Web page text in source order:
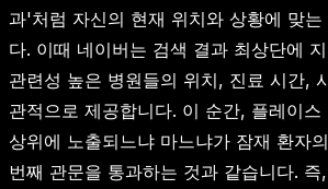
과'처럼 자신의 현재 위치와 상황에 맞는
다. 이때 네이버는 검색 결과 최상단에
관련성 높은 병원들의 위치, 진료 시간,
관적으로 제공합니다. 이 순간, 플레이스
상위에 노출되느냐 마느냐가 잠재 환자
번째 관문을 통과하는 것과 같습니다. 즉,